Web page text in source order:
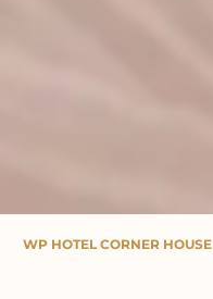
WP HOTEL CORNER HOUSE